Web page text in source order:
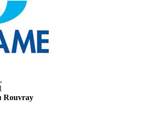
Rouvray